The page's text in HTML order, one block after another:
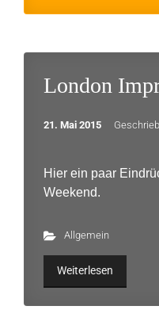
London
21. Mai 2015
Hier ein paar
Weekend.
Allgemein
Weiterlesen